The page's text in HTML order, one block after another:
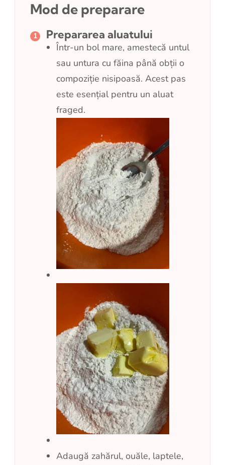
Mod de preparare
Prepararea aluatului
Într-un bol mare, amestecă untul
sau untura cu făina până obții o
compoziție nisipoasă. Acest pas
este esențial pentru un aluat
fraged.
Adaugă zahărul, ouăle, laptele,